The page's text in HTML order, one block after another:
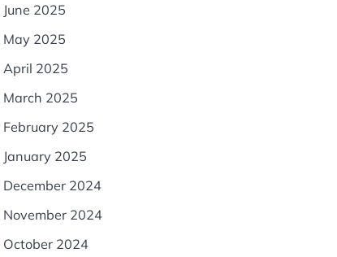
June 2025
May 2025
April 2025
March 2025
February 2025
January 2025
December 2024
November 2024
October 2024